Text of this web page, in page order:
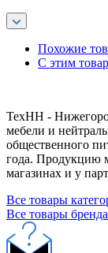
Похожие
С этим
ТехНН -
мебели и
общественного
года. Продукцию
магазинах и у
Все товары
Все товары